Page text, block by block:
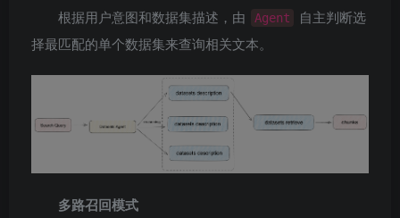
根据用户意图和数据集描述，由 Agent
自主判断选
择最匹配的单个数据集来查询相关文本。
多路召回模式